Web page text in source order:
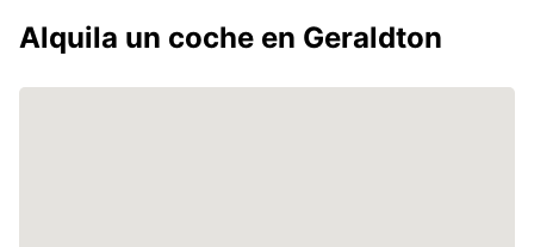
Alquila un coche en Geraldton